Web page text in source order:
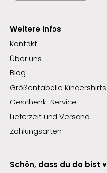
Weitere Infos
Kontakt
Über uns
Blog
Größentabelle Kindershirts
Geschenk-Service
Lieferzeit und Versand
Zahlungsarten
Schön, dass du da bist ♥️